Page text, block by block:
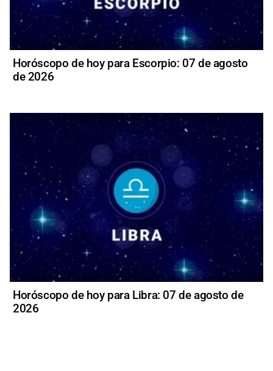
Horóscopo de hoy para Escorpio: 07 de agosto
de 2026
Horóscopo de hoy para Libra: 07 de agosto de
2026